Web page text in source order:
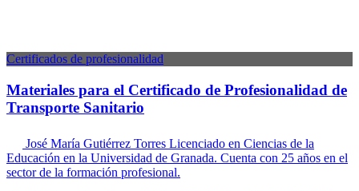
Certificados de profesionalidad
Materiales para el Certificado de Profesionalidad de
Transporte Sanitario
José María Gutiérrez Torres Licenciado en Ciencias de la
Educación en la Universidad de Granada. Cuenta con 25 años en el
sector de la formación profesional.